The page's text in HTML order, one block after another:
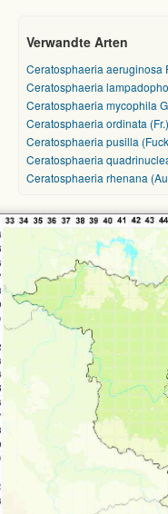
Verwandte Arten
Ceratosphaeria aeruginosa
Ceratosphaeria
Ceratosphaeria mycophila
Ceratosphaeria ordinata
Ceratosphaeria pusilla
Ceratosphaeria
Ceratosphaeria rhenana